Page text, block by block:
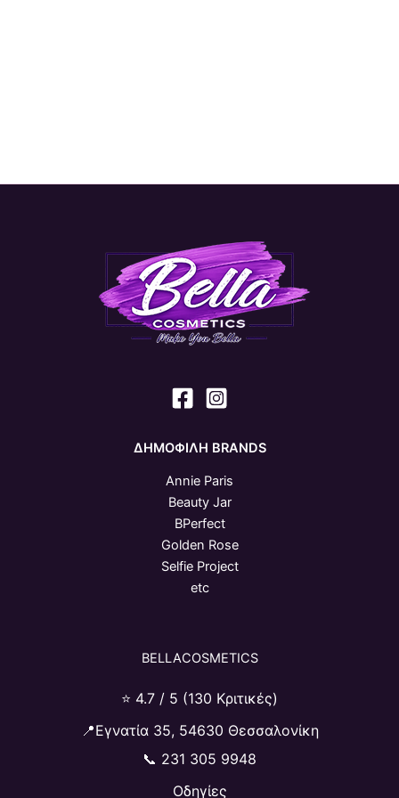
ΔΗΜΟΦΙΛΗ BRANDS
Annie Paris
Beauty Jar
BPerfect
Golden Rose
Selfie Project
etc
BELLACOSMETICS
⭐ 4.7 / 5 (130 Κριτικές)
📍Εγνατία 35, 54630 Θεσσαλονίκη
📞 231 305 9948
Οδηγίες